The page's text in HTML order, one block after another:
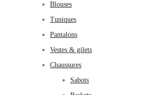
Blouses
Tuniques
Pantalons
Vestes & gilets
Chaussures
Sabots